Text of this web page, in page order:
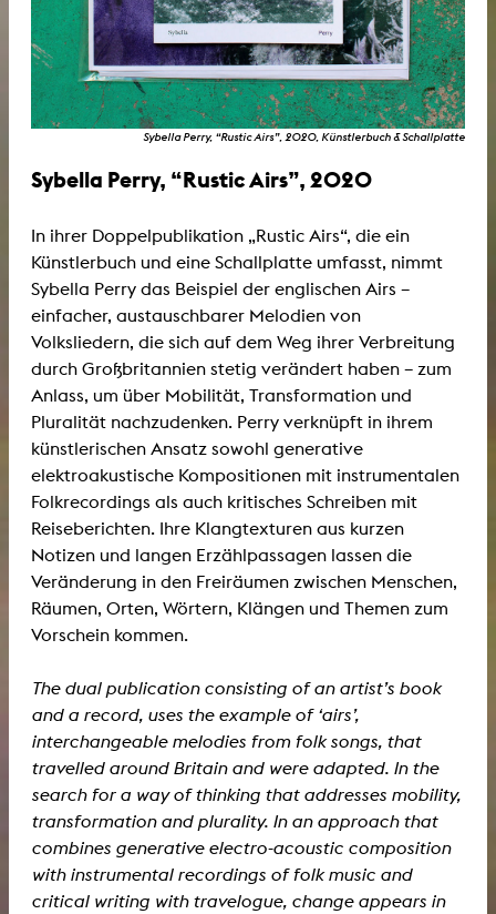
Sybella Perry, “Rustic Airs”, 2020, Künstlerbuch & Schallplatte
Sybella Perry, “Rustic Airs”, 2020
In ihrer Doppelpublikation „Rustic Airs“, die ein
Künstlerbuch und eine Schallplatte umfasst, nimmt
Sybella Perry das Beispiel der englischen Airs –
einfacher, austauschbarer Melodien von
Volksliedern, die sich auf dem Weg ihrer Verbreitung
durch Großbritannien stetig verändert haben – zum
Anlass, um über Mobilität, Transformation und
Pluralität nachzudenken. Perry verknüpft in ihrem
künstlerischen Ansatz sowohl generative
elektroakustische Kompositionen mit instrumentalen
Folkrecordings als auch kritisches Schreiben mit
Reiseberichten. Ihre Klangtexturen aus kurzen
Notizen und langen Erzählpassagen lassen die
Veränderung in den Freiräumen zwischen Menschen,
Räumen, Orten, Wörtern, Klängen und Themen zum
Vorschein kommen.
The dual publication consisting of an artist’s book
and a record, uses the example of ‘airs’,
interchangeable melodies from folk songs, that
travelled around Britain and were adapted. In the
search for a way of thinking that addresses mobility,
transformation and plurality. In an approach that
combines generative electro-acoustic composition
with instrumental recordings of folk music and
critical writing with travelogue, change appears in